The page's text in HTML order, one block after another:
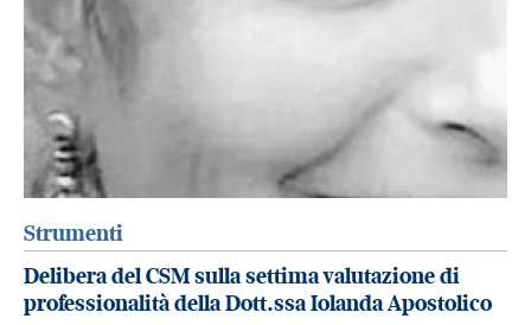
Strumenti
Delibera del CSM sulla settima valutazione di
professionalità della Dott.ssa Iolanda Apostolico